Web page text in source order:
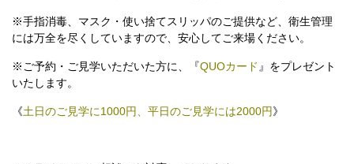
※手指消毒、マスク・使い捨てスリッパのご提供など、衛生管理
には万全を尽くしていますので、安心してご来場ください。
※ご予約・ご見学いただいた方に、『QUOカード 』をプレゼント
いたします。
《土日のご見学に1000円、平日のご見学には2000円》